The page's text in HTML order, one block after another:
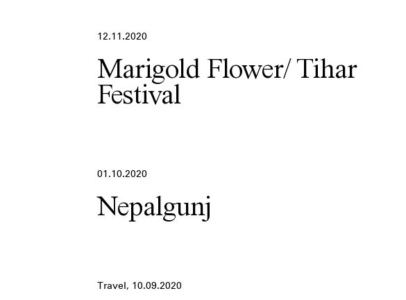
12.11.2020
Marigold Flower/ Tihar
Festival
01.10.2020
Nepalgunj
Travel, 10.09.2020